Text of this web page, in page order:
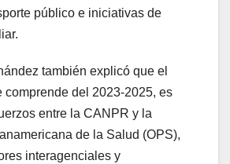
público e iniciativas de
también explicó que el
comprende del 2023-2025, es
entre la CANPR y la
de la Salud (OPS),
interagenciales y